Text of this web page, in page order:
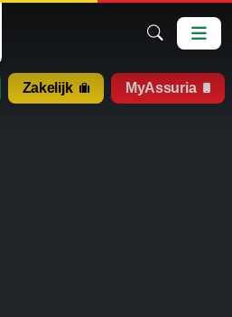
Zakelijk MyAssuria